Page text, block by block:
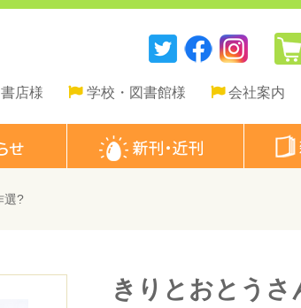
書店様 学校・図書館様 会社案内
選?
きりとおとう